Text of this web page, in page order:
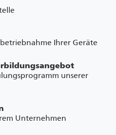
Ihrer Geräte
unserer
Unternehmen